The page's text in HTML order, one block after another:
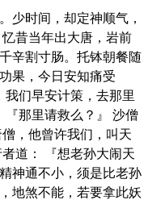
少时间，却定神顺气，
昔当年出大唐，岩前
辛割寸肠。托钵朝餐随
果，今日安知痛受
们早安计策，去那里
那里请救么？』 沙僧
，他曾许我们，叫天
道： 『想老孙大闹天
神通不小，须是比老孙
地煞不能，若要拿此妖